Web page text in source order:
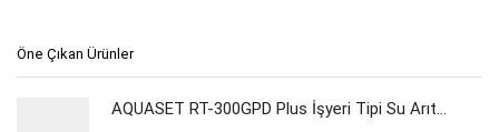
Öne Çıkan Ürünler
AQUASET RT-300GPD Plus İşyeri Tipi Su Arıtma Cihazı